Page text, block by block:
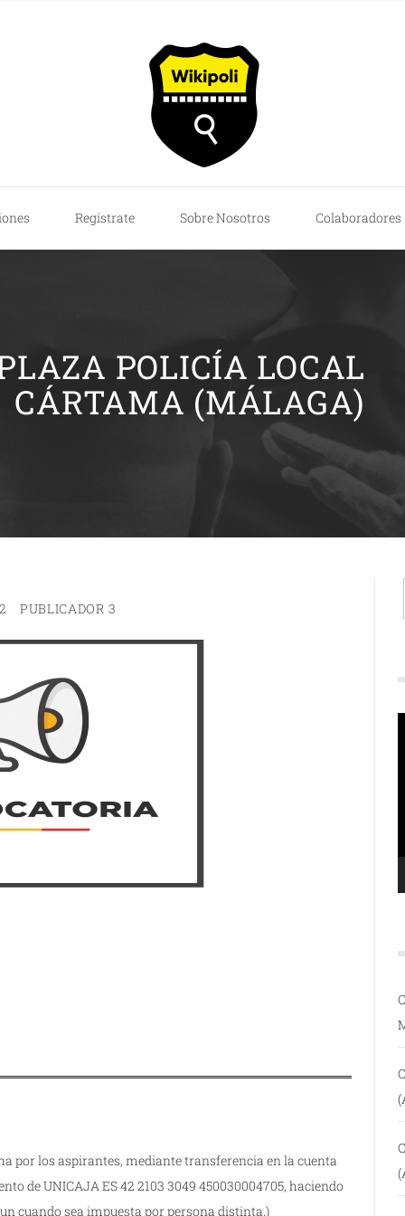
Regístrate Sobre Nosotros Colaboradores
POLICÍA LOCAL
CÁRTAMA (MÁLAGA)
PUBLICADOR 3
por los aspirantes, mediante transferencia en la cuenta
de UNICAJA ES 42 2103 3049 450030004705, haciendo
cuando sea impuesta por persona distinta.)